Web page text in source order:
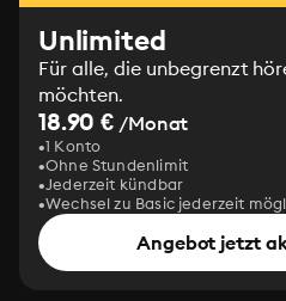
Unlimited
Für alle, die unbegrenzt
möchten.
18.90 € /Monat
1 Konto
Ohne Stundenlimit
Jederzeit kündbar
Wechsel zu Basic jederzeit
Angebot jetzt